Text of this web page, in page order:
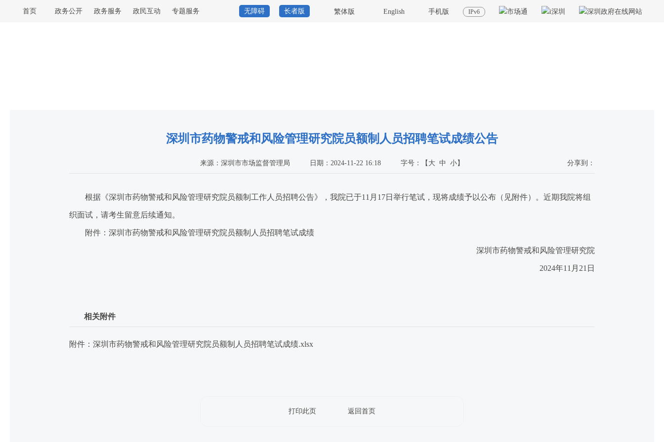
首页 政务公开 政务服务 政民互动 专题服务 无障碍 长者版 繁体版 English 手机版 IPv6
深圳市药物警戒和风险管理研究院员额制人员招聘笔试成绩公告
来源： 深圳市市场监督管理局 日期：2024-11-22 16:18 字号： 【 大 中 小】 分享到：
根据《深圳市药物警戒和风险管理研究院员额制工作人员招聘公告》，我院已于11月17日举行笔试，现将成绩予以公布（见附件）。近期我院将组
织面试，请考生留意后续通知。
附件：深圳市药物警戒和风险管理研究院员额制人员招聘笔试成绩
深圳市药物警戒和风险管理研究院
2024年11月21日
相关附件
附件：深圳市药物警戒和风险管理研究院员额制人员招聘笔试成绩.xlsx
打印此页 返回首页